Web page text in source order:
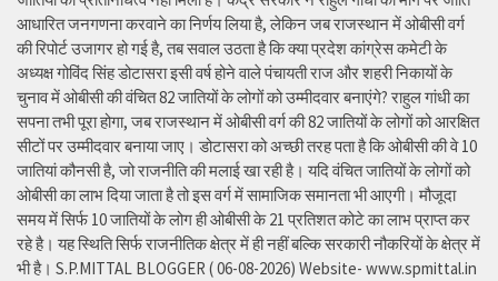
आधारित जनगणना करवाने का निर्णय लिया है, लेकिन जब राजस्थान में ओबीसी वर्ग
की रिपोर्ट उजागर हो गई है, तब सवाल उठता है कि क्या प्रदेश कांग्रेस कमेटी के
अध्यक्ष गोविंद सिंह डोटासरा इसी वर्ष होने वाले पंचायती राज और शहरी निकायों के
चुनाव में ओबीसी की वंचित 82 जातियों के लोगों को उम्मीदवार बनाएंगे? राहुल गांधी का
सपना तभी पूरा होगा, जब राजस्थान में ओबीसी वर्ग की 82 जातियों के लोगों को आरक्षित
सीटों पर उम्मीदवार बनाया जाए। डोटासरा को अच्छी तरह पता है कि ओबीसी की वे 10
जातियां कौनसी है, जो राजनीति की मलाई खा रही है। यदि वंचित जातियों के लोगों को
ओबीसी का लाभ दिया जाता है तो इस वर्ग में सामाजिक समानता भी आएगी। मौजूदा
समय में सिर्फ 10 जातियों के लोग ही ओबीसी के 21 प्रतिशत कोटे का लाभ प्राप्त कर
रहे है। यह स्थिति सिर्फ राजनीतिक क्षेत्र में ही नहीं बल्कि सरकारी नौकरियों के क्षेत्र में
भी है। S.P.MITTAL BLOGGER ( 06-08-2026) Website- www.spmittal.in